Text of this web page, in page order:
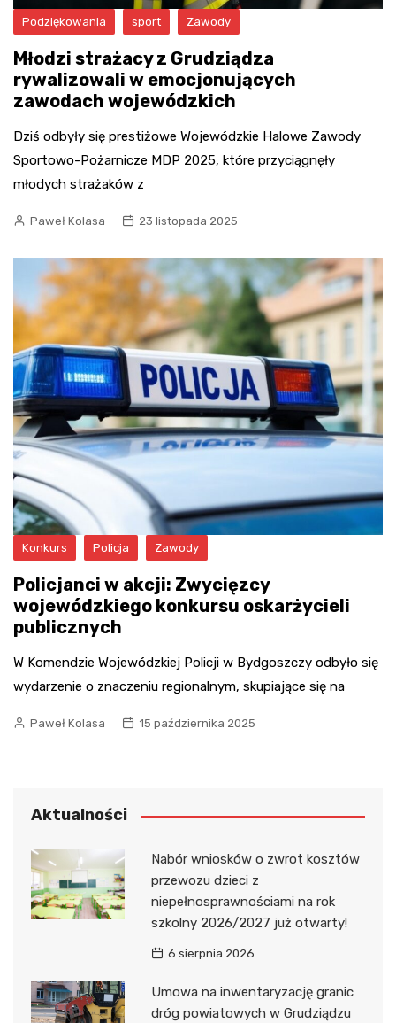
Podziękowania sport Zawody
Młodzi strażacy z Grudziądza
rywalizowali w emocjonujących
zawodach wojewódzkich
Dziś odbyły się prestiżowe Wojewódzkie Halowe Zawody
Sportowo-Pożarnicze MDP 2025, które przyciągnęły
młodych strażaków z
Paweł Kolasa 23 listopada 2025
Konkurs Policja Zawody
Policjanci w akcji: Zwycięzcy
wojewódzkiego konkursu oskarżycieli
publicznych
W Komendzie Wojewódzkiej Policji w Bydgoszczy odbyło się
wydarzenie o znaczeniu regionalnym, skupiające się na
Paweł Kolasa 15 października 2025
Aktualności
Nabór wniosków o zwrot kosztów
przewozu dzieci z
niepełnosprawnościami na rok
szkolny 2026/2027 już otwarty!
6 sierpnia 2026
Umowa na inwentaryzację granic
dróg powiatowych w Grudziądzu